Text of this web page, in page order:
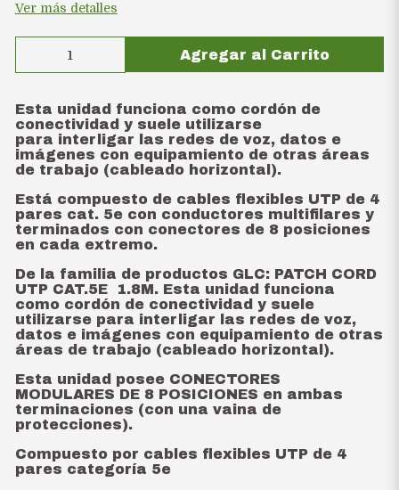
Ver más detalles
Agregar al Carrito
Esta unidad funciona como cordón de
conectividad y suele utilizarse
para interligar las redes de voz, datos e
imágenes con equipamiento de otras áreas
de trabajo (cableado horizontal).
Está compuesto de cables flexibles UTP de 4
pares cat. 5e con conductores multifilares y
terminados con conectores de 8 posiciones
en cada extremo.
De la familia de productos GLC: PATCH CORD
UTP CAT.5E 1.8M. Esta unidad funciona
como cordón de conectividad y suele
utilizarse para interligar las redes de voz,
datos e imágenes con equipamiento de otras
áreas de trabajo (cableado horizontal).
Esta unidad posee CONECTORES
MODULARES DE 8 POSICIONES en ambas
terminaciones (con una vaina de
protecciones).
Compuesto por cables flexibles UTP de 4
pares categoría 5e